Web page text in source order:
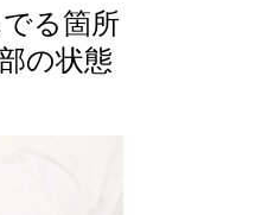
る箇所
の状態